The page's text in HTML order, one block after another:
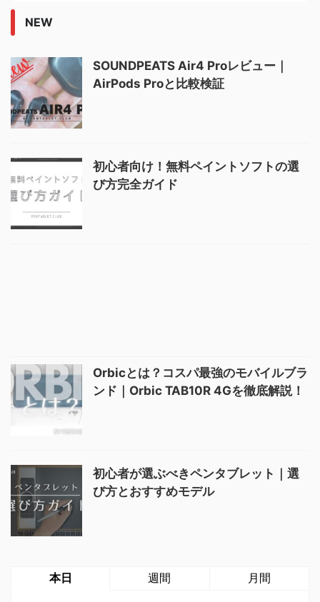
NEW
SOUNDPEATS Air4 Proレビュー｜
AirPods Proと比較検証
初心者向け！無料ペイントソフトの選
び方完全ガイド
Orbicとは？コスパ最強のモバイルブラ
ンド｜Orbic TAB10R 4Gを徹底解説！
初心者が選ぶべきペンタブレット｜選
び方とおすすめモデル
本日 週間 月間